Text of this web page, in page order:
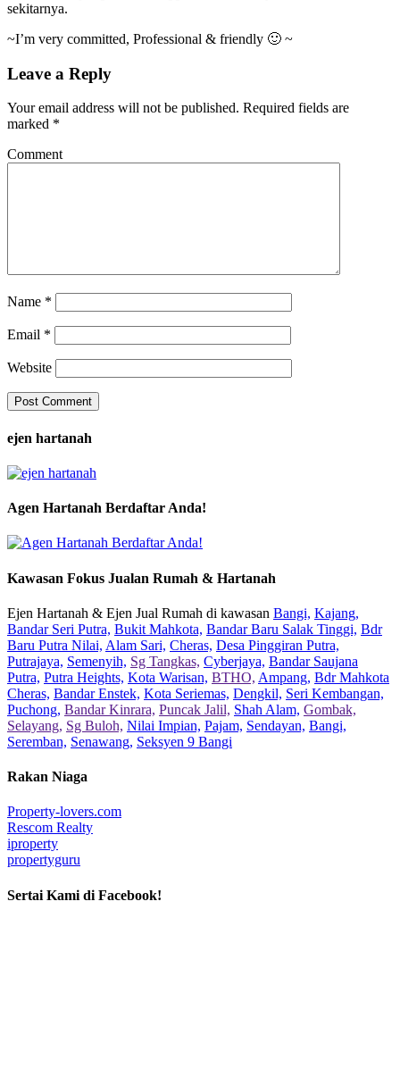
sekitarnya.
~I’m very committed, Professional & friendly 🙂 ~
Leave a Reply
Your email address will not be published. Required fields are
marked *
Comment
Name *
Email *
Website
ejen hartanah
Agen Hartanah Berdaftar Anda!
Kawasan Fokus Jualan Rumah & Hartanah
Ejen Hartanah & Ejen Jual Rumah di kawasan Bangi, Kajang,
Bandar Seri Putra, Bukit Mahkota, Bandar Baru Salak Tinggi, Bdr
Baru Putra Nilai, Alam Sari, Cheras, Desa Pinggiran Putra,
Putrajaya, Semenyih, Sg Tangkas, Cyberjaya, Bandar Saujana
Putra, Putra Heights, Kota Warisan, BTHO, Ampang, Bdr Mahkota
Cheras, Bandar Enstek, Kota Seriemas, Dengkil, Seri Kembangan,
Puchong, Bandar Kinrara, Puncak Jalil, Shah Alam, Gombak,
Selayang, Sg Buloh, Nilai Impian, Pajam, Sendayan, Bangi,
Seremban, Senawang, Seksyen 9 Bangi
Rakan Niaga
Property-lovers.com
Rescom Realty
iproperty
propertyguru
Sertai Kami di Facebook!